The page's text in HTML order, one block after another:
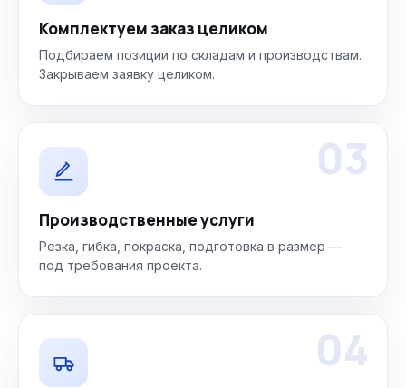
Комплектуем заказ целиком
Подбираем позиции по складам и производствам.
Закрываем заявку целиком.
03
Производственные услуги
Резка, гибка, покраска, подготовка в размер —
под требования проекта.
04